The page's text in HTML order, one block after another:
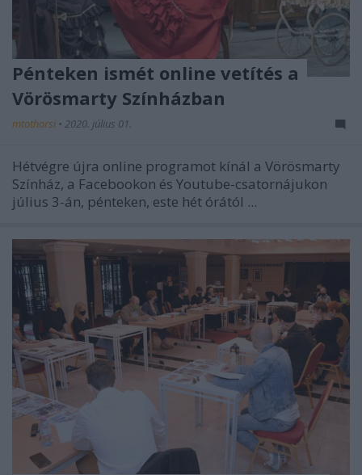
Pénteken ismét online vetítés a
Vörösmarty Színházban
mtothorsi • 2020. július 01.
Hétvégre újra online programot kínál a Vörösmarty
Színház, a Facebookon és Youtube-csatornájukon
július 3-án, pénteken, este hét órától ...